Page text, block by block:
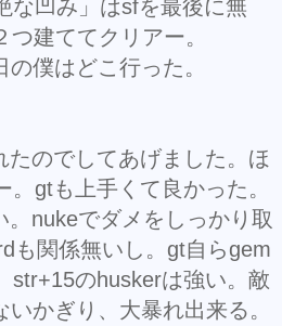
な凹み」はsfを最後に無
建ててクリアー。
僕はどこ行った。
のでしてあげました。ほ
gtも上手くて良かった。
nukeでダメをしっかり取
も関係無いし。gt自らgem
str+15のhuskerは強い。敵
かぎり、大暴れ出来る。